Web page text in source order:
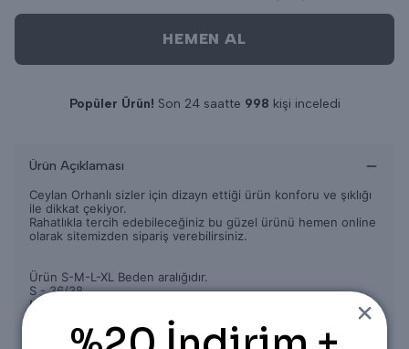
HEMEN AL
Popüler Ürün! Son 24 saatte 998 kişi inceledi
Ürün Açıklaması
Ceylan Orhanlı sizler için dizayn ettiği ürün konforu ve şıklığı
ile dikkat çekiyor.
Rahatlıkla tercih edebileceğiniz bu güzel ürünü hemen online
olarak sitemizden sipariş verebilirsiniz.
Ürün S-M-L-XL Beden aralığıdır.
S - 36/38
M - 38/40
XL - 42/44bedene uyumludur.
Ürün tam kalıptır.